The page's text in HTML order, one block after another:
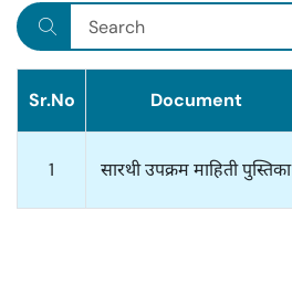
Sr.No Document
1 सारथी उपक्रम माहिती पुस्तिका